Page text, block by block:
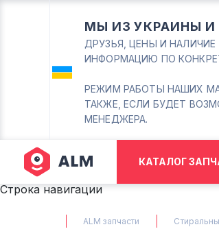
МЫ ИЗ УКРАИНЫ И
ДРУЗЬЯ, ЦЕНЫ И
ИНФОРМАЦИЮ ПО
РЕЖИМ РАБОТЫ НАШИХ
ТАКЖЕ, ЕСЛИ БУДЕТ
МЕНЕДЖЕРА.
КАТАЛОГ
Строка навигации
ALM запчасти